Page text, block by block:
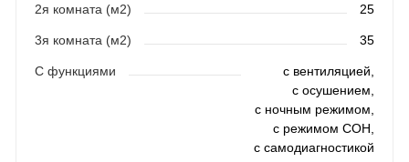
2я комната (м2) 25
3я комната (м2) 35
С функциями
с вентиляцией,
с осушением,
с ночным режимом,
с режимом СОН,
с самодиагностикой